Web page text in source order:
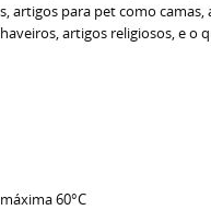
para pet como
artigos religiosos, e o
60°C